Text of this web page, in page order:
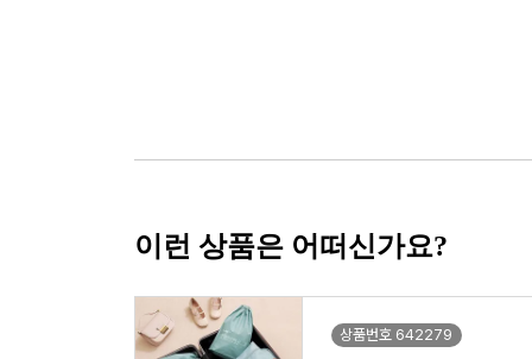
이런 상품은 어떠신가요?
상품번호 642279